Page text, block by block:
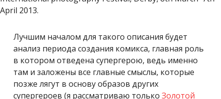
Лучшим началом для такого описания будет
анализ периода создания комикса, главная роль
в котором отведена супергерою, ведь именно
там и заложены все главные смыслы, которые
позже лягут в основу образов других
супергероев (я рассматриваю только Золотой